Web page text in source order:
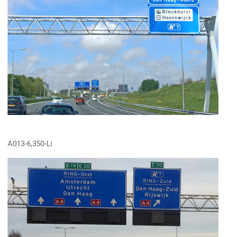
A013-6,350-Li